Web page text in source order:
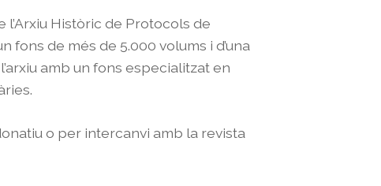
Històric de Protocols de
fons de més de 5.000 volums i d’una
amb un fons especialitzat en
o per intercanvi amb la revista